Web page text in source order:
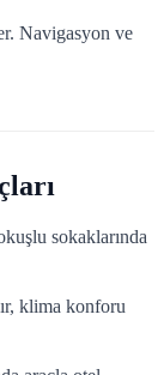
Navigasyon ve
sokaklarında
klima konforu